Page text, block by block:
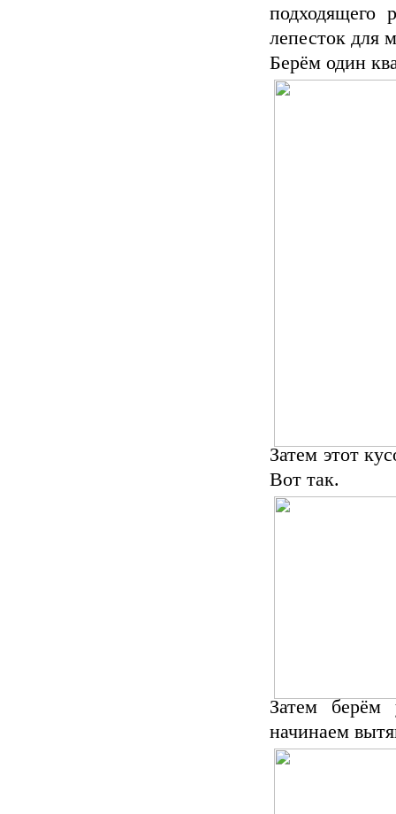
подходящего
лепесток для
Берём один
Затем этот
Вот так.
Затем
начинаем